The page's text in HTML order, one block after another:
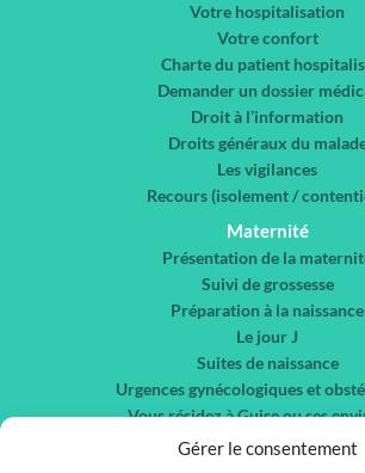
Gérer le consentement
Votre hospitalisation
Votre confort
Charte du patient
Demander un dossier
Droit à l’information
Droits généraux du
Les vigilances
Recours (isolement /
Maternité
Présentation de la
Suivi de grossesse
Préparation à la naissance
Le jour J
Suites de naissance
Urgences gynécologiques et
Vous résidez à Guise ou ses
Centre de promotion en santé